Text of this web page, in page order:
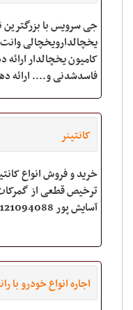
جی سرویس با
یخچالدارویخچالی
کامیون یخچالدار
فاسدشدنی و.... ارائه
کانتینر
ترخیص قطعی از
آسایش پور 09121094088
اجاره انواع خودرو با